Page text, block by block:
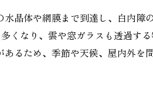
晶体や網膜まで到達し、白内障
くなり、雲や窓ガラスも透過す
るため、季節や天候、屋内外を